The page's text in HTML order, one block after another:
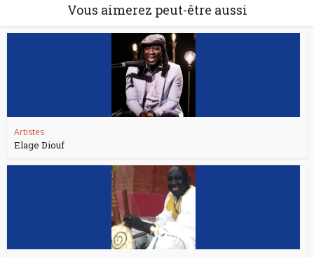
Vous aimerez peut-être aussi
Artistes
Elage Diouf